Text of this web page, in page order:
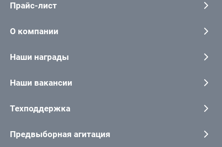
Прайс-лист
О компании
Наши награды
Наши вакансии
Техподдержка
Предвыборная агитация